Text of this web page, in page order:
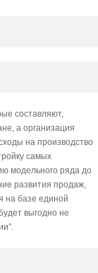
составляют,
а организация
на производство
самых
модельного ряда до
развития продаж,
на базе единой
выгодно не